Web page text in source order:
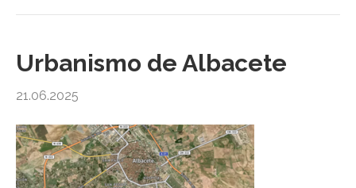
Urbanismo de Albacete
21.06.2025